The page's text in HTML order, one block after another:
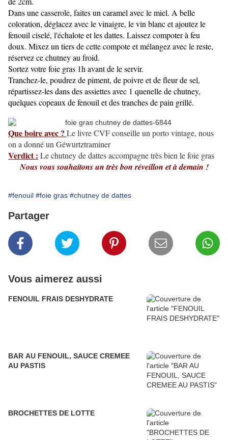
Dans une casserole, faites un caramel avec le miel. A belle
coloration, déglacez avec le vinaigre, le vin blanc et ajoutez le
fenouil ciselé, l'échalote et les dattes. Laissez compoter à feu
doux. Mixez un tiers de cette compote et mélangez avec le reste,
réservez ce chutney au froid.
Sortez votre foie gras 1h avant de le servir.
Tranchez-le, poudrez de piment, de poivre et de fleur de sel,
répartissez-les dans des assiettes avec 1 quenelle de chutney,
quelques copeaux de fenouil et des tranches de pain grillé.
Que boire avec ? Le livre CVF conseille un porto vintage, nous
on a donné un Géwurtztraminer
Verdict : Le chutney de dattes accompagne très bien le foie gras
Nous vous souhaitons un très bon réveillon et à demain !
#fenouil #foie gras #chutney de dattes
Partager
Vous aimerez aussi
FENOUIL FRAIS DESHYDRATE
BAR AU FENOUIL, SAUCE CREMEE
AU PASTIS
BROCHETTES DE LOTTE